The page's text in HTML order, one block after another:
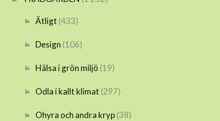
Ätligt (433)
Design (106)
Hälsa i grön miljö (19)
Odla i kallt klimat (297)
Ohyra och andra kryp(38)